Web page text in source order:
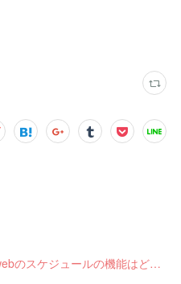
Q-2522 Shopのスケジュールとwebのスケジュールの機能はどう違いますか？